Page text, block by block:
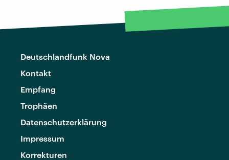
Deutschlandfunk Nova
Kontakt
Empfang
Trophäen
Datenschutzerklärung
Impressum
Korrekturen